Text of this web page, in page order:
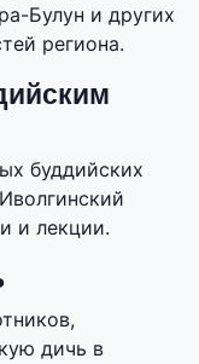
Булун и других
региона.
буддийских
и лекции.
дичь в